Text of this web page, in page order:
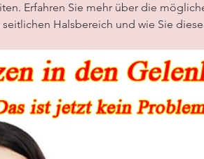
Erfahren Sie mehr über die
Halsbereich und wie Sie